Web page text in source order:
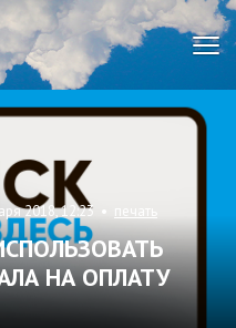
2018, 12:23 • печать
НА ОПЛАТУ